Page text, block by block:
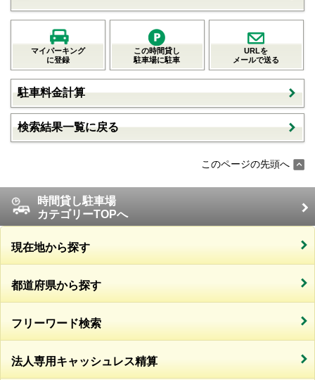
マイパーキング
に登録
この時間貸し
駐車場に駐車
URLを
メールで送る
駐車料金計算
検索結果一覧に戻る
このページの先頭へ
時間貸し駐車場
カテゴリーTOPへ
現在地から探す
都道府県から探す
フリーワード検索
法人専用キャッシュレス精算